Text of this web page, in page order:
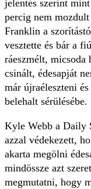
jelentés szerint
percig nem
Franklin a
vesztette és bár a
ráeszmélt, micsoda
csinált, édesapját
már újraéleszteni
belehalt sérülésébe.
Kyle Webb a Daily
azzal védekezett,
akarta megölni
mindössze azt
megmutatni, hogy